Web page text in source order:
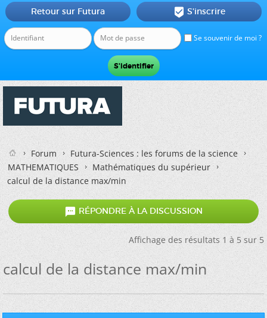
Se souvenir de moi ?
Retour sur Futura  S'inscrire
Forum
Futura-Sciences : les forums de la science
MATHEMATIQUES
Mathématiques du supérieur
calcul de la distance max/min
 RÉPONDRE À LA DISCUSSION
Affichage des résultats 1 à 5 sur 5
calcul de la distance max/min